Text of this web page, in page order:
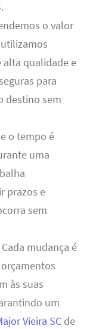
o valor
alta qualidade e
para
destino sem
o tempo é
uma
prazos e
sem
Cada mudança é
às suas
um
Vieira SCde